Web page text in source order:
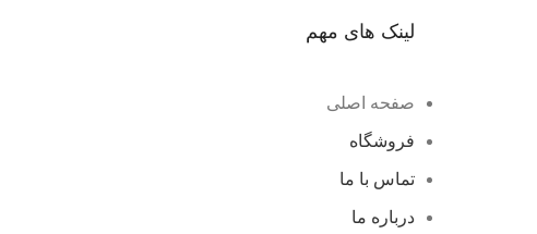
لینک های مهم
صفحه اصلی
فروشگاه
تماس با ما
درباره ما